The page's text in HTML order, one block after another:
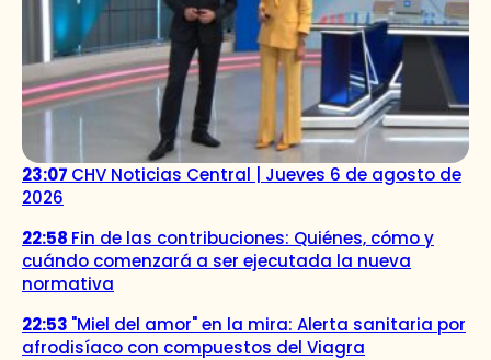
23:07 CHV Noticias Central | Jueves 6 de agosto de
2026
22:58 Fin de las contribuciones: Quiénes, cómo y
cuándo comenzará a ser ejecutada la nueva
normativa
22:53 "Miel del amor" en la mira: Alerta sanitaria por
afrodisíaco con compuestos del Viagra